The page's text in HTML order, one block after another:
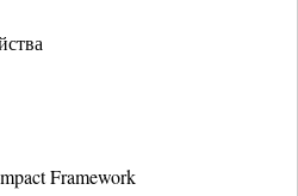
Framework